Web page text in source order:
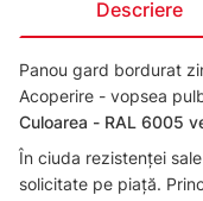
Descriere
Panou gard bordurat
Acoperire - vopsea
Сuloarea - RAL 6005
În ciuda rezistenței
solicitate pe piață.